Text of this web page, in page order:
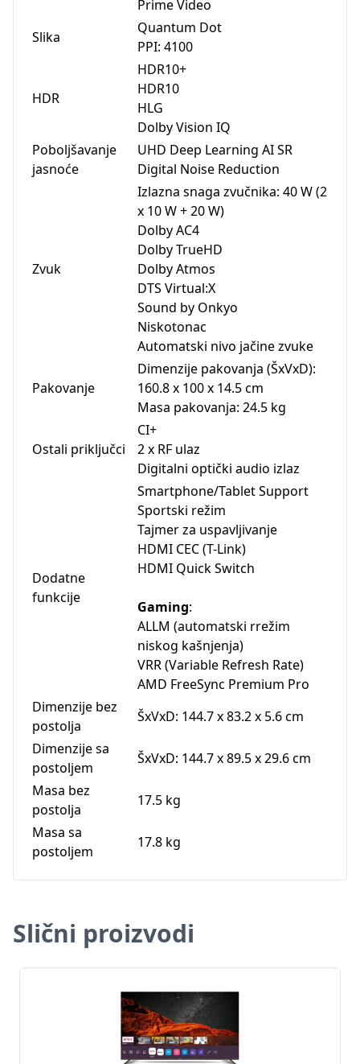
Prime Video
Slika
Quantum Dot
PPI: 4100
HDR
HDR10+
HDR10
HLG
Dolby Vision IQ
Poboljšavanje
jasnoće
UHD Deep Learning AI SR
Digital Noise Reduction
Zvuk
Izlazna snaga zvučnika: 40 W (2
x 10 W + 20 W)
Dolby AC4
Dolby TrueHD
Dolby Atmos
DTS Virtual:X
Sound by Onkyo
Niskotonac
Automatski nivo jačine zvuke
Pakovanje
Dimenzije pakovanja (ŠxVxD):
160.8 x 100 x 14.5 cm
Masa pakovanja: 24.5 kg
Ostali priključci
CI+
2 x RF ulaz
Digitalni optički audio izlaz
Dodatne
funkcije
Smartphone/Tablet Support
Sportski režim
Tajmer za uspavljivanje
HDMI CEC (T-Link)
HDMI Quick Switch
Gaming:
ALLM (automatski rrežim
niskog kašnjenja)
VRR (Variable Refresh Rate)
AMD FreeSync Premium Pro
Dimenzije bez
postolja
ŠxVxD: 144.7 x 83.2 x 5.6 cm
Dimenzije sa
postoljem
ŠxVxD: 144.7 x 89.5 x 29.6 cm
Masa bez
postolja
17.5 kg
Masa sa
postoljem
17.8 kg
Slični proizvodi